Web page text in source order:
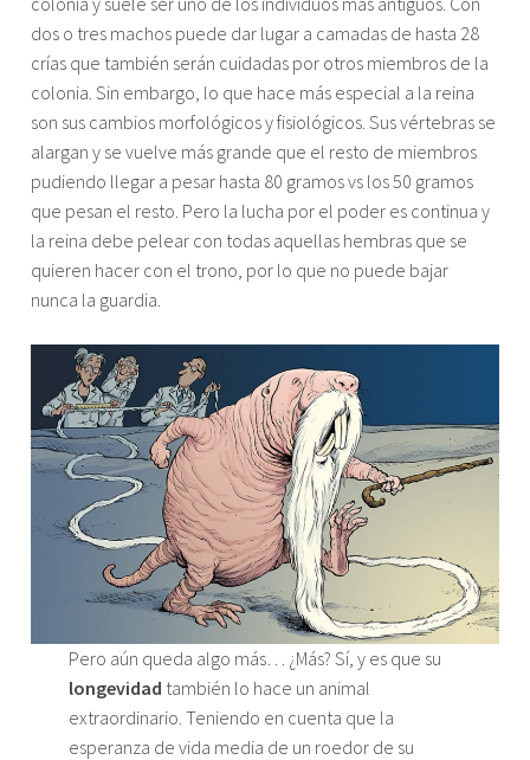
dos o tres machos puede dar lugar a camadas de hasta 28
crías que también serán cuidadas por otros miembros de la
colonia. Sin embargo, lo que hace más especial a la reina
son sus cambios morfológicos y fisiológicos. Sus vértebras se
alargan y se vuelve más grande que el resto de miembros
pudiendo llegar a pesar hasta 80 gramos vs los 50 gramos
que pesan el resto. Pero la lucha por el poder es continua y
la reina debe pelear con todas aquellas hembras que se
quieren hacer con el trono, por lo que no puede bajar
nunca la guardia.
Pero aún queda algo más… ¿Más? Sí, y es que su
longevidad también lo hace un animal
extraordinario. Teniendo en cuenta que la
esperanza de vida media de un roedor de su